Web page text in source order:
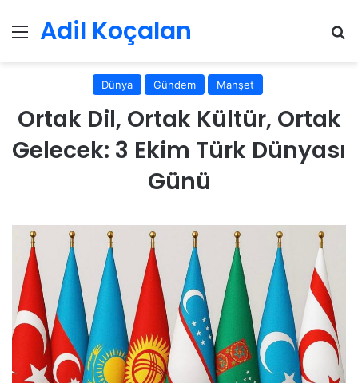
Menü
Adil Koçalan
Dünya Gündem Manşet
Ortak Dil, Ortak Kültür, Ortak
Gelecek: 3 Ekim Türk Dünyası
Günü